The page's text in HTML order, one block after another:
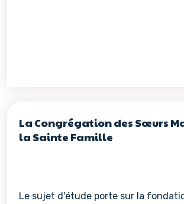
La Congrégation des Sœurs
la Sainte Famille
Le sujet d'étude porte sur la